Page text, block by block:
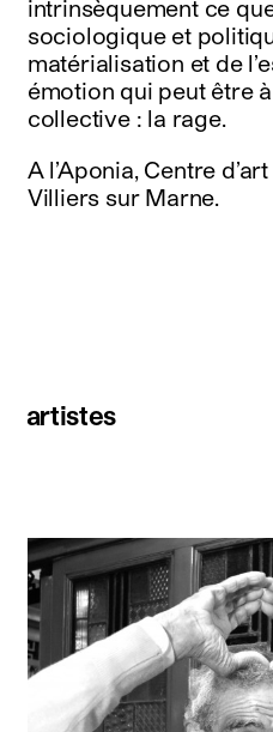
intrinsèquement ce
sociologique et
matérialisation et de
émotion qui peut être
collective : la rage.
A l’Aponia, Centre
Villiers sur Marne.
artistes